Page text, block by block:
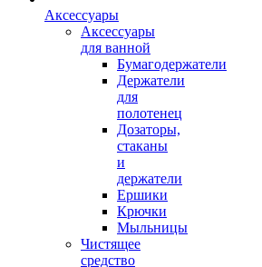
Аксессуары
Аксессуары
для ванной
Бумагодержатели
Держатели
для
полотенец
Дозаторы,
стаканы
и
держатели
Ершики
Крючки
Мыльницы
Чистящее
средство